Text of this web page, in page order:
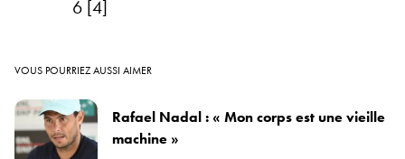
6 [4]
VOUS POURRIEZ AUSSI AIMER
Rafael Nadal : « Mon corps est une vieille
machine »